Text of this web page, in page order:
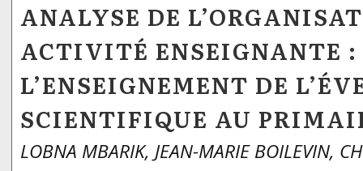
ANALYSE DE
ACTIVITÉ ENSEIGNANTE :
L’ENSEIGNEMENT DE
SCIENTIFIQUE AU
LOBNA MBARIK, JEAN-MARIE BOILEVIN,